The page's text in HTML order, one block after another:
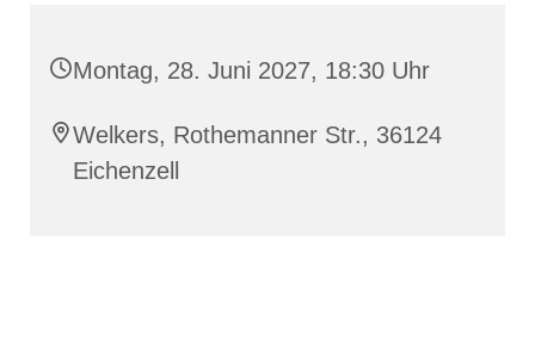
Montag, 28. Juni 2027, 18:30 Uhr
Welkers, Rothemanner Str., 36124
Eichenzell